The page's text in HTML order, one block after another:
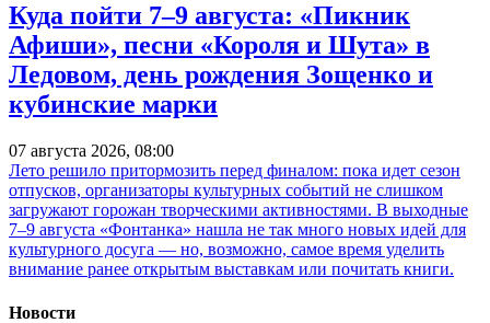
Куда пойти 7–9 августа: «Пикник
Афиши», песни «Короля и Шута» в
Ледовом, день рождения Зощенко и
кубинские марки
07 августа 2026, 08:00
Лето решило притормозить перед финалом: пока идет сезон
отпусков, организаторы культурных событий не слишком
загружают горожан творческими активностями. В выходные
7–9 августа «Фонтанка» нашла не так много новых идей для
культурного досуга — но, возможно, самое время уделить
внимание ранее открытым выставкам или почитать книги.
Новости